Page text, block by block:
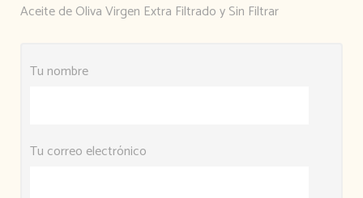
Aceite de Oliva Virgen Extra Filtrado y Sin Filtrar
Tu nombre
Tu correo electrónico